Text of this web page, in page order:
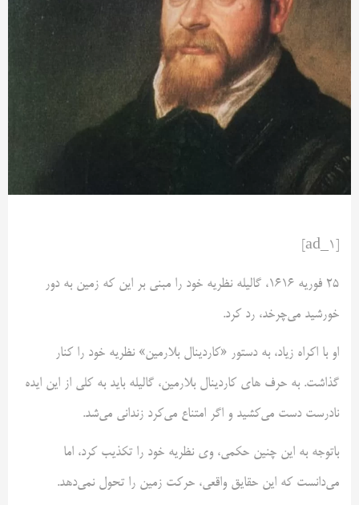
25 فوریه 1616، گالیله نظریه خود را مبنی بر این که زمین به دور
خورشید می‌چرخد، رد کرد.
او با اکراه زیاد، به دستور «کاردینال بلارمین» نظریه خود را کنار
گذاشت. به حرف های کاردینال بلارمین، گالیله باید به کلی از این ایده
نادرست دست می‌کشید و اگر امتناع می‌کرد زندانی می‌شد.
باتوجه به این چنین حکمی، وی نظریه خود را تکذیب کرد، اما
می‌دانست که این حقایق واقعی، حرکت زمین را تحول نمی‌دهد.